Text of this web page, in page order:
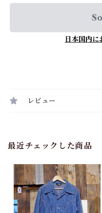
日本国内に
レビュー
最近チェックした商品